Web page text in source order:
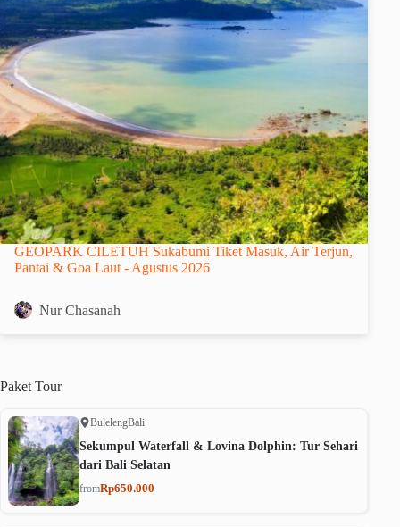
GEOPARK CILETUH Sukabumi Tiket Masuk, Air Terjun,
Pantai & Goa Laut - Agustus 2026
Nur Chasanah
Paket Tour
BulelengBali
Sekumpul Waterfall & Lovina Dolphin: Tur Sehari
dari Bali Selatan
fromRp650.000